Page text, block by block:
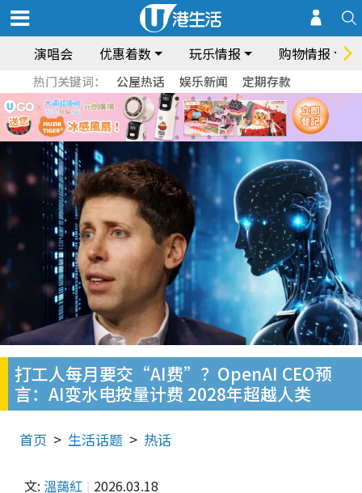
演唱会 优惠着数 玩乐情报 购物情报
热门关键词： 公屋热话 娱乐新闻 定期存款
打工人每月要交“AI费”？OpenAI CEO预
言：AI变水电按量计费 2028年超越人类
首页 生活话题 热话
文: 溫藹紅 2026.03.18